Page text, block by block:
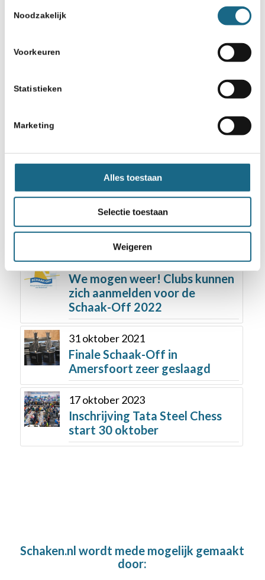
Noodzakelijk
Voorkeuren
Statistieken
Marketing
Alles toestaan
Selectie toestaan
Weigeren
Deel dit stuk
Doe mee aan de 1e Chesskid
12 juni 2021
De Spits uit Utrecht Nederlands
Kampioen Schoolschaak
15 juni 2022
We mogen weer! Clubs kunnen
zich aanmelden voor de
Schaak-Off 2022
31 oktober 2021
Finale Schaak-Off in
Amersfoort zeer geslaagd
17 oktober 2023
Inschrijving Tata Steel Chess
start 30 oktober
Schaken.nl wordt mede mogelijk gemaakt
door: